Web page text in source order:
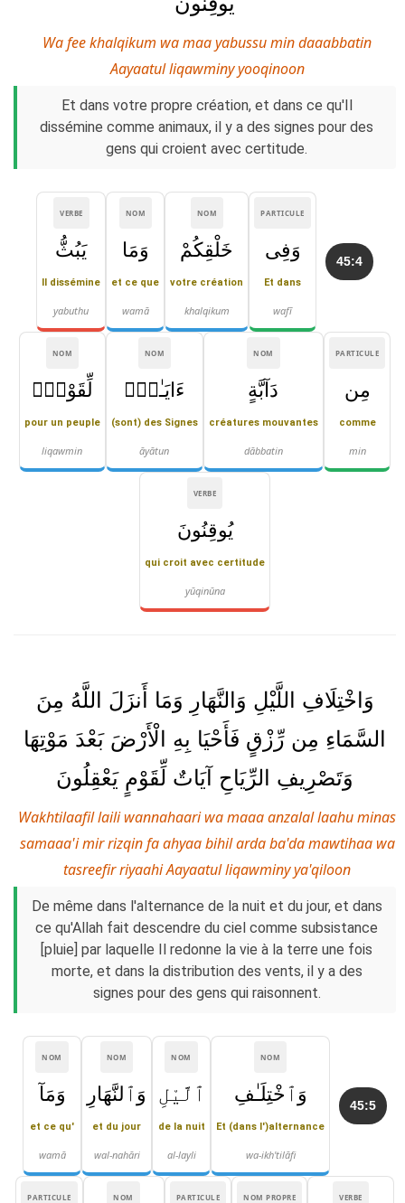
Wa fee khalqikum wa maa yabussu min daaabbatin
Aayaatul liqawminy yooqinoon
Et dans votre propre création, et dans ce qu'Il
dissémine comme animaux, il y a des signes pour des
gens qui croient avec certitude.
45:4
PARTICULE
وَفِى
Et dans
wafī
NOM
خَلْقِكُمْ
votre création
khalqikum
NOM
وَمَا
et ce que
wamā
VERBE
يَبُثُّ
Il dissémine
yabuthu
PARTICULE
مِن
comme
min
NOM
دَآبَّةٍ
créatures mouvantes
dābbatin
NOM
ءَايَـٰتٌۭ
(sont) des Signes
āyātun
NOM
لِّقَوْمٍۢ
pour un peuple
liqawmin
VERBE
يُوقِنُونَ
qui croit avec certitude
yūqinūna
وَاخْتِلَافِ اللَّيْلِ وَالنَّهَارِ وَمَا أَنزَلَ اللَّهُ مِنَ
السَّمَاءِ مِن رِّزْقٍ فَأَحْيَا بِهِ الْأَرْضَ بَعْدَ مَوْتِهَا
وَتَصْرِيفِ الرِّيَاحِ آيَاتٌ لِّقَوْمٍ يَعْقِلُونَ
Wakhtilaafil laili wannahaari wa maaa anzalal laahu minas
samaaa'i mir rizqin fa ahyaa bihil arda ba'da mawtihaa wa
tasreefir riyaahi Aayaatul liqawminy ya'qiloon
De même dans l'alternance de la nuit et du jour, et dans
ce qu'Allah fait descendre du ciel comme subsistance
[pluie] par laquelle Il redonne la vie à la terre une fois
morte, et dans la distribution des vents, il y a des
signes pour des gens qui raisonnent.
45:5
NOM
وَٱخْتِلَـٰفِ
Et (dans l')alternance
wa-ikh'tilāfi
NOM
ٱلَّيْلِ
de la nuit
al-layli
NOM
وَٱلنَّهَارِ
et du jour
wal-nahāri
NOM
وَمَآ
et ce qu'
wamā
VERBE
NOM PROPRE
PARTICULE
NOM
PARTICULE